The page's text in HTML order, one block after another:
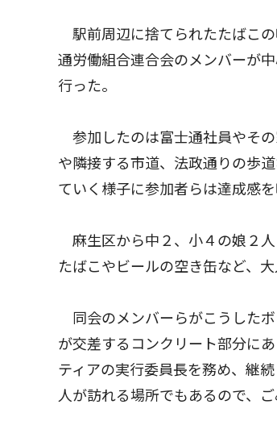
駅前周辺に捨てられたたばこ
通労働組合連合会のメンバーが
行った。
参加したのは富士通社員やそ
や隣接する市道、法政通りの歩
ていく様子に参加者らは達成感を
麻生区から中２、小４の娘２人
たばこやビールの空き缶など、
同会のメンバーらがこうした
が交差するコンクリート部分に
ティアの実行委員長を務め、継
人が訪れる場所でもあるので、